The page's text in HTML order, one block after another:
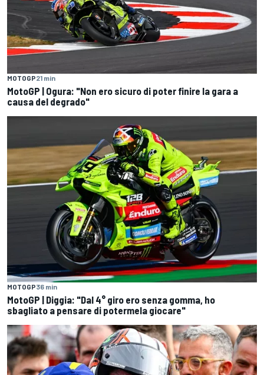
MOTOGP21 min
MotoGP | Ogura: "Non ero sicuro di poter finire la gara a
causa del degrado"
MOTOGP36 min
MotoGP | Diggia: "Dal 4° giro ero senza gomma, ho
sbagliato a pensare di potermela giocare"